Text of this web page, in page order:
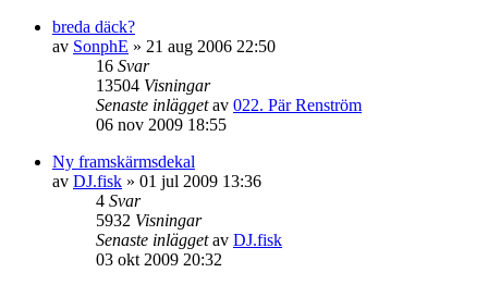
breda däck?
av SonphE » 21 aug 2006 22:50
16 Svar
13504 Visningar
Senaste inläggetav 022. Pär Renström
06 nov 2009 18:55
Ny framskärmsdekal
av DJ.fisk » 01 jul 2009 13:36
4 Svar
5932 Visningar
Senaste inläggetav DJ.fisk
03 okt 2009 20:32